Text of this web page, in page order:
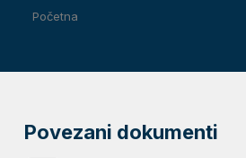
Početna
Povezani dokumenti